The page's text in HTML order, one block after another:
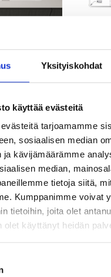
Yksityiskohdat
käyttää evästeitä
tarjoamamme
sosiaalisen median
ja kävijämäärämme
median,
tietoja siitä,
Kumppanimme voivat
tietoihin, joita olet
olet käyttänyt heidän
Barcelona
R5
R5
R5
R5